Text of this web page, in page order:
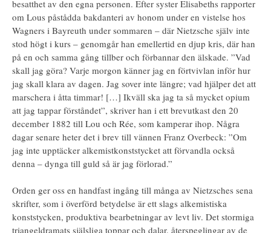
besatthet av den egna personen. Efter syster Elisabeths rapporter
om Lous påstådda bakdanteri av honom under en vistelse hos
Wagners i Bayreuth under sommaren – där Nietzsche själv inte
stod högt i kurs – genomgår han emellertid en djup kris, där han
på en och samma gång tillber och förbannar den älskade. ”Vad
skall jag göra? Varje morgon känner jag en förtvivlan inför hur
jag skall klara av dagen. Jag sover inte längre; vad hjälper det att
marschera i åtta timmar! […] Ikväll ska jag ta så mycket opium
att jag tappar förståndet”, skriver han i ett brevutkast den 20
december 1882 till Lou och Rée, som kamperar ihop. Några
dagar senare heter det i brev till vännen Franz Overbeck: ”Om
jag inte upptäcker alkemistkonststycket att förvandla också
denna – dynga till guld så är jag förlorad.”
Orden ger oss en handfast ingång till många av Nietzsches sena
skrifter, som i överförd betydelse är ett slags alkemistiska
konststycken, produktiva bearbetningar av levt liv. Det stormiga
triangeldramats själsliga toppar och dalar, återspeglingar av de